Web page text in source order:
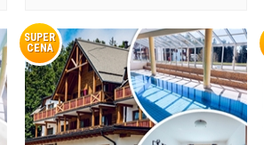
SUPER
CENA